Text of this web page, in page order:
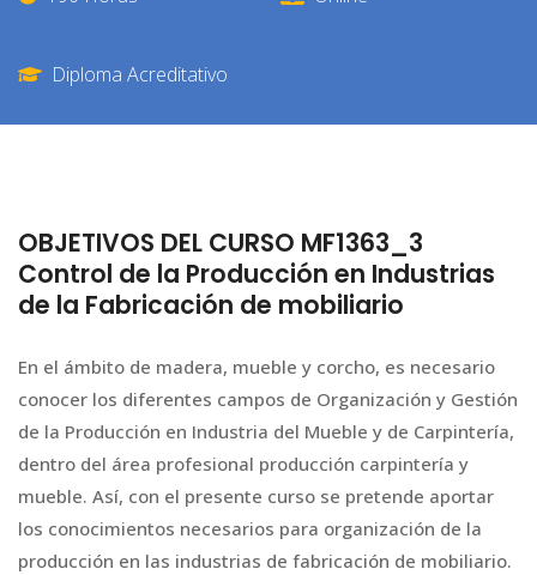
Diploma Acreditativo
OBJETIVOS DEL CURSO MF1363_3
Control de la Producción en Industrias
de la Fabricación de mobiliario
En el ámbito de madera, mueble y corcho, es necesario
conocer los diferentes campos de Organización y Gestión
de la Producción en Industria del Mueble y de Carpintería,
dentro del área profesional producción carpintería y
mueble. Así, con el presente curso se pretende aportar
los conocimientos necesarios para organización de la
producción en las industrias de fabricación de mobiliario.